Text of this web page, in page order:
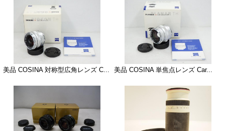
美品 COSINA 対称型広角レンズ C... 美品 COSINA 単焦点レンズ Car...